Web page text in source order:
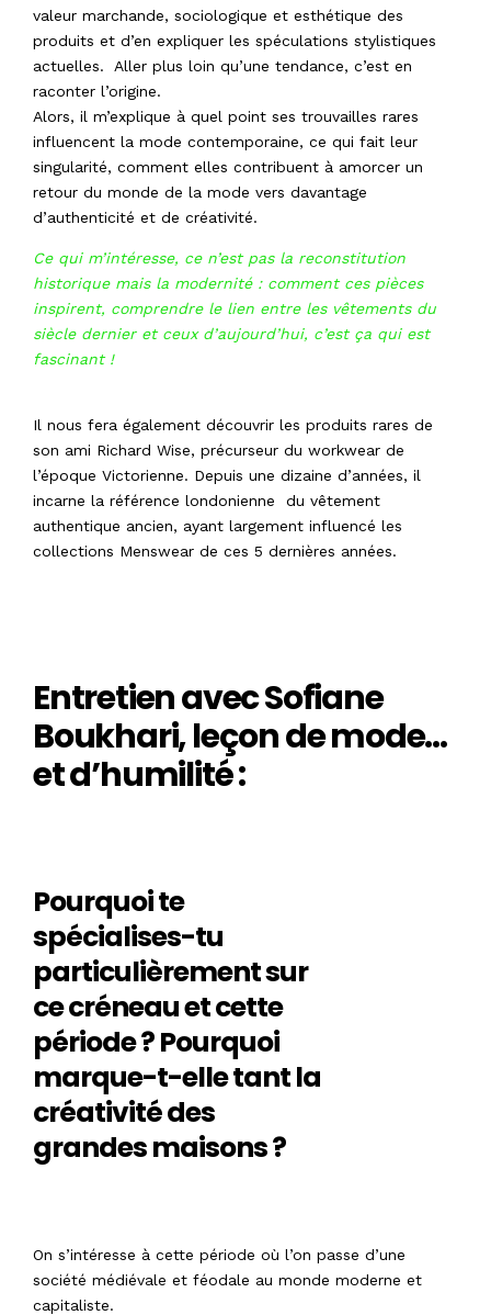
valeur marchande, sociologique et esthétique des
produits et d’en expliquer les spéculations stylistiques
actuelles. Aller plus loin qu’une tendance, c’est en
raconter l’origine.
Alors, il m’explique à quel point ses trouvailles rares
influencent la mode contemporaine, ce qui fait leur
singularité, comment elles contribuent à amorcer un
retour du monde de la mode vers davantage
d’authenticité et de créativité.
Ce qui m’intéresse, ce n’est pas la reconstitution
historique mais la modernité : comment ces pièces
inspirent, comprendre le lien entre les vêtements du
siècle dernier et ceux d’aujourd’hui, c’est ça qui est
fascinant !
Il nous fera également découvrir les produits rares de
son ami Richard Wise, précurseur du workwear de
l’époque Victorienne. Depuis une dizaine d’années, il
incarne la référence londonienne du vêtement
authentique ancien, ayant largement influencé les
collections Menswear de ces 5 dernières années.
Entretien avec Sofiane
Boukhari, leçon de mode…
et d’humilité :
Pourquoi te
spécialises-tu
particulièrement sur
ce créneau et cette
période ? Pourquoi
marque-t-elle tant la
créativité des
grandes maisons ?
On s’intéresse à cette période où l’on passe d’une
société médiévale et féodale au monde moderne et
capitaliste.